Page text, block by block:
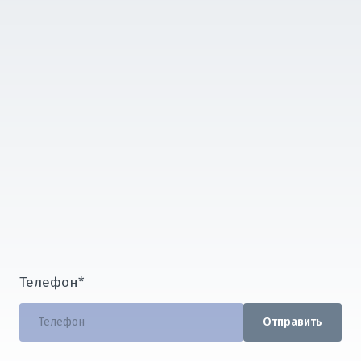
Телефон*
Отправить